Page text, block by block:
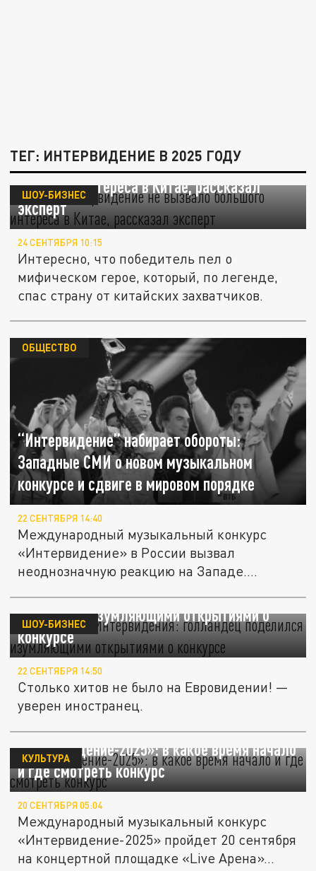
ТЕГ: ИНТЕРВИДЕНИЕ В 2025 ГОДУ
Почему "Интервидение" не вызвало
большого интереса в Китае, рассказал
эксперт
ШОУ-БИЗНЕС
24 СЕНТЯБРЯ 10:15
Интересно, что победитель пел о
мифическом герое, который, по легенде,
спас страну от китайских захватчиков.
“Интервидение” набирает обороты:
Западные СМИ о новом музыкальном
конкурсе и сдвиге в мировом порядке
ОБЩЕСТВО
22 СЕНТЯБРЯ 14:40
Международный музыкальный конкурс
«Интервидение» в России вызвал
неоднозначную реакцию на Западе.
За кулисами Интервидения: голландец
поделился изумляющими открытиями о
конкурсе
ШОУ-БИЗНЕС
22 СЕНТЯБРЯ 14:50
Столько хитов не было на Евровидении! —
уверен иностранец.
«Интервидение-2025»: в какое время начало
и где смотреть конкурс
КУЛЬТУРА
20 СЕНТЯБРЯ 05:04
Международный музыкальный конкурс
«Интервидение-2025» пройдет 20 сентября
на концертной площадке «Live Арена»...